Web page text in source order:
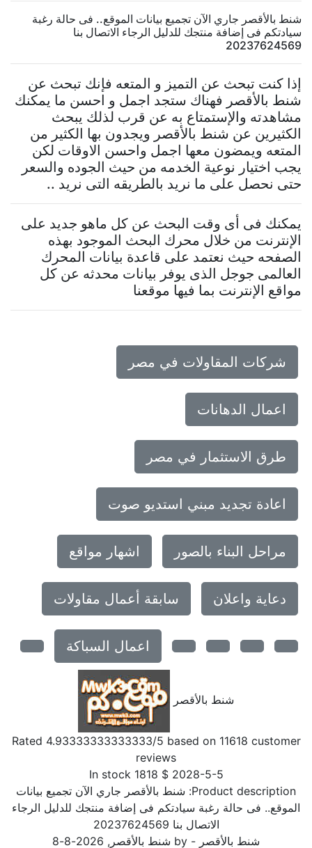
شنط بالأقصر جاري الآن تجميع بيانات الموقع.. فى حالة رغبة
سيادتكم فى إضافة منتجك للدليل الرجاء الاتصال بنا
20237624569
إذا كنت تبحث عن التميز و المتعه فإنك تبحث عن
شنط بالأقصر فهناك ستجد اجمل و احسن ما يمكنك
مشاهدته والإستمتاع به عن قرب لذلك يبحث
الكثيرين عن شنط بالأقصر ويجدون بها الكثير من
المتعه ويمضون معها اجمل واحسن الاوقات لكن
يجب اختيار نوعية الخدمه من حيث الجوده والسعر
حتى نحصل على ما نريد بالطريقه التى نريد ..
يمكنك فى أى وقت البحث عن كل ماهو جديد على
الإنترنت من خلال محرك البحث الموجود بهذه
الصفحه حيث نعتمد على قاعدة بيانات المحرك
العالمى جوجل الذى يوفر بيانات محدثه عن كل
مواقع الإنترنت بما فيها موقعنا
شركات المقاولات في مصر
اعمال الدهانات
طرق الاستثمار في مصر
اعادة تجديد مبني استديو صوت
مراحل البناء بالصور اشهار مواقع
دعاية واعلان سابقة أعمال مقاولات
اعمال السباكة
شنط بالأقصر
Rated4.93333333333333/5 based on11618customer
reviews
2028-5-5
$
1818
In stock
Product description: شنط بالأقصر جاري الآن تجميع بيانات
الموقع.. فى حالة رغبة سيادتكم فى إضافة منتجك للدليل الرجاء
الاتصال بنا 20237624569
شنط بالأقصر- by شنط بالأقصر,
2026-8-8